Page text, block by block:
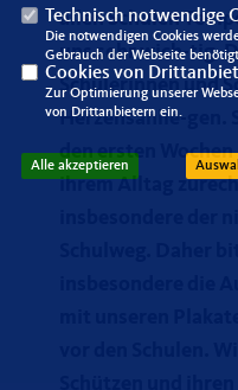
allen Schulen
uns sehr wich-tig.
Schülerinnen und
Herzensanlie-gen.
den ersten
ihrem Alltag
Technisch notwendige
Die notwendigen Cookies
Gebrauch der Webseite
Cookies von
Zur Optimierung unserer
von Drittanbietern ein.
Alle akzeptieren